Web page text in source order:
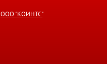
ООО "КОИНТС".